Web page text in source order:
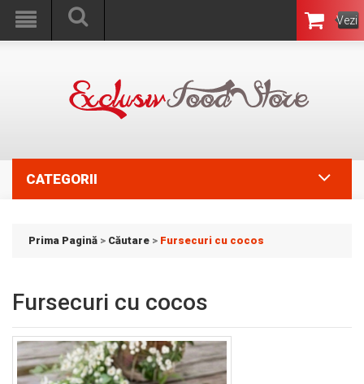
Vezi
Coşul
CATEGORII
Prima Pagină > Căutare > Fursecuri cu cocos
Fursecuri cu cocos